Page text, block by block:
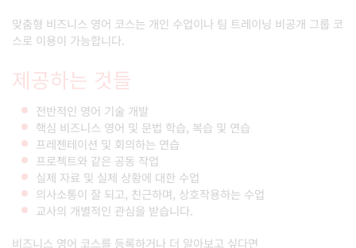
맞춤형 비즈니스 영어 코스는 개인 수업이나 팀 트레이닝 비공개 그룹 코
스로 이용이 가능합니다.
제공하는 것들
전반적인 영어 기술 개발
핵심 비즈니스 영어 및 문법 학습, 복습 및 연습
프레젠테이션 및 회의하는 연습
프로젝트와 같은 공동 작업
실제 자료 및 실제 상황에 대한 수업
의사소통이 잘 되고, 친근하며, 상호작용하는 수업
교사의 개별적인 관심을 받습니다.
비즈니스 영어 코스를 등록하거나 더 알아보고 싶다면